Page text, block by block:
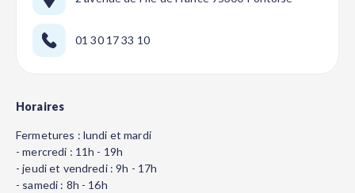
01 30 17 33 10
Horaires
Fermetures : lundi et mardi
- mercredi : 11h - 19h
- jeudi et vendredi : 9h - 17h
- samedi : 8h - 16h